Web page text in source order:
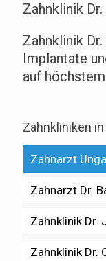
Zahnklinik
Zahnklinik
Implantate
auf
Zahnkliniken in
Zahnarzt
Zahnarzt Dr.
Zahnklinik Dr.
Zahnklinik Dr.